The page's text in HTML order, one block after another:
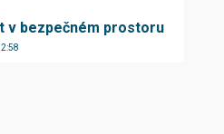
v bezpečném prostoru